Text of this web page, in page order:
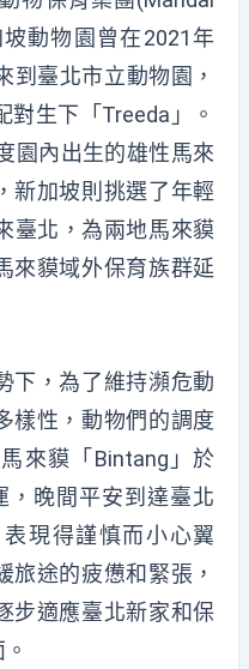
動物園曾在2021年
到臺北市立動物園，
生下「Treeda」。
園內出生的雄性馬來
新加坡則挑選了年輕
臺北，為兩地馬來貘
來貘域外保育族群延
下，為了維持瀕危動
樣性，動物們的調度
來貘「Bintang」於
，晚間平安到達臺北
現得謹慎而小心翼
旅途的疲憊和緊張，
步適應臺北新家和保